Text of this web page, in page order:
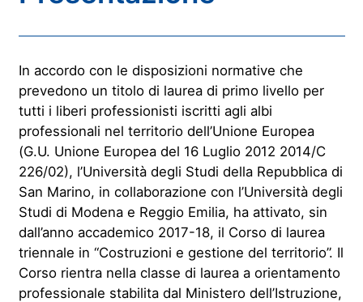
In accordo con le disposizioni normative che
prevedono un titolo di laurea di primo livello per
tutti i liberi professionisti iscritti agli albi
professionali nel territorio dell’Unione Europea
(G.U. Unione Europea del 16 Luglio 2012 2014/C
226/02), l’Università degli Studi della Repubblica di
San Marino, in collaborazione con l’Università degli
Studi di Modena e Reggio Emilia, ha attivato, sin
dall’anno accademico 2017-18, il Corso di laurea
triennale in “Costruzioni e gestione del territorio”. Il
Corso rientra nella classe di laurea a orientamento
professionale stabilita dal Ministero dell’Istruzione,